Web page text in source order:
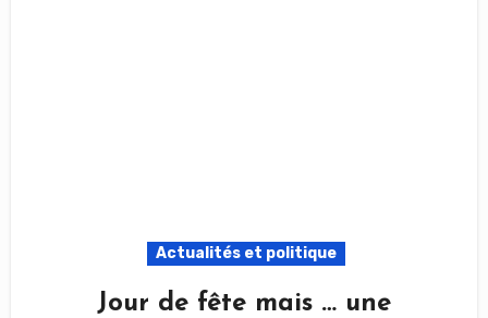
Actualités et politique
Jour de fête mais … une